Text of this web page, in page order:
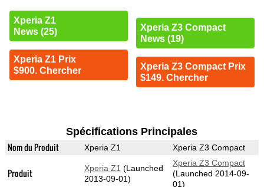
Xperia Z1
News (25)
Xperia Z1 Prix
$900. Chercher
Xperia Z3 Compact
News (19)
Xperia Z3 Compact Prix
$149. Chercher
Spécifications Principales
Nom du Produit Xperia Z1 Xperia Z3 Compact
Produit Xperia Z1 (Launched
2013-09-01)
Xperia Z3 Compact
(Launched 2014-09-
01)